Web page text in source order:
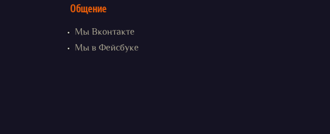
Общение
Мы Вконтакте
Мы в Фейсбуке